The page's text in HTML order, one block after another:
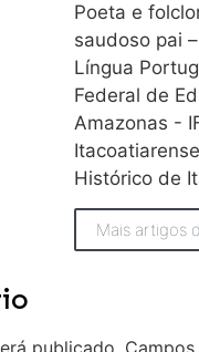
Poeta e
saudoso pai
Língua
Federal de
Amazonas -
Histórico de
Mais artigos